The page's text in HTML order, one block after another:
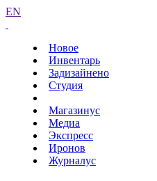
EN
Новое
Инвентарь
Задизайнено
Студия
Магазинус
Медиа
Экспресс
Иронов
Журналус